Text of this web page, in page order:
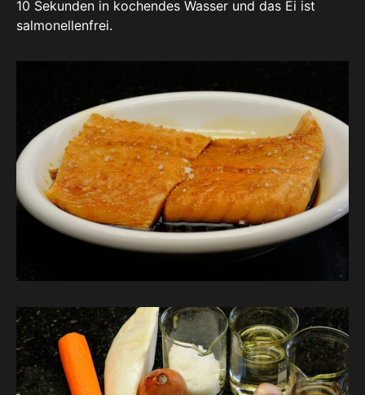
10 Sekunden in kochendes Wasser und das Ei ist
salmonellenfrei.